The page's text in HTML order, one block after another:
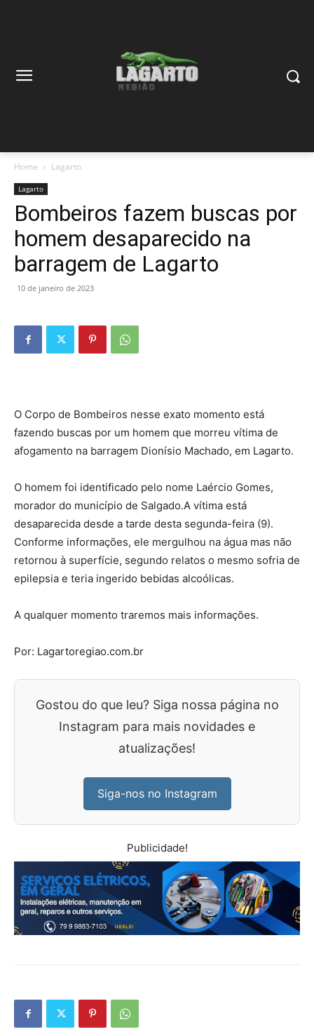
Home Lagarto
Lagarto
Bombeiros fazem buscas por
homem desaparecido na
barragem de Lagarto
10 de janeiro de 2023
O Corpo de Bombeiros nesse exato momento está
fazendo buscas por um homem que morreu vítima de
afogamento na barragem Dionísio Machado, em Lagarto.
O homem foi identificado pelo nome Laércio Gomes,
morador do município de Salgado.A vítima está
desaparecida desde a tarde desta segunda-feira (9).
Conforme informações, ele mergulhou na água mas não
retornou à superfície, segundo relatos o mesmo sofria de
epilepsia e teria ingerido bebidas alcoólicas.
A qualquer momento traremos mais informações.
Por: Lagartoregiao.com.br
Gostou do que leu? Siga nossa página no
Instagram para mais novidades e
atualizações!
Siga-nos no Instagram
Publicidade!